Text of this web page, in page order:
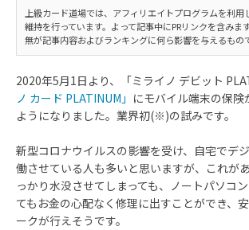
上級カード道場では、アフィリエイトプログラムを利用
維持を行っています。よって記事中にPRリンクを含みま
無が記事内容およびランキングに何ら影響を与えるもの
2020年5月1日より、「ミライノ デビット
ノ カード PLATINUM」 にモバイル端末の保険
ようになりました。業界初(※)の試みです。
新型コロナウイルスの影響を受け、自宅でデ
働させている人も多いと思いますが、これが
っかり水没させてしまっても、ノートパソコ
てもお金の心配なく修理に出すことができ、
ークが行えそうです。